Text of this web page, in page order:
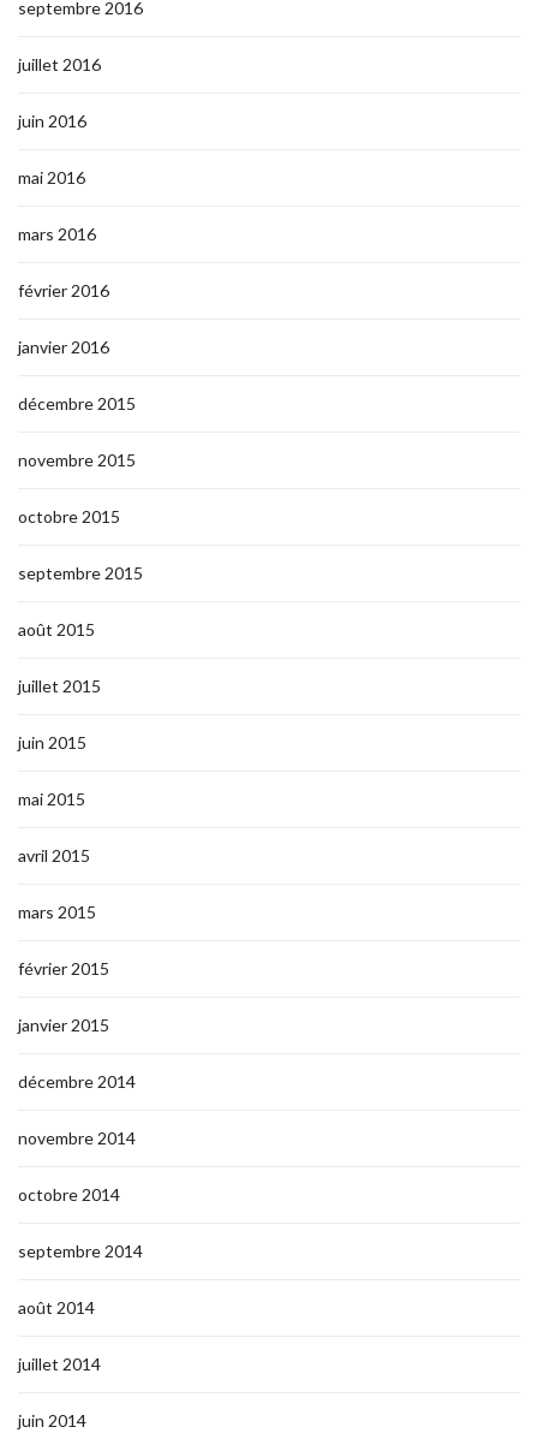
septembre 2016
juillet 2016
juin 2016
mai 2016
mars 2016
février 2016
janvier 2016
décembre 2015
novembre 2015
octobre 2015
septembre 2015
août 2015
juillet 2015
juin 2015
mai 2015
avril 2015
mars 2015
février 2015
janvier 2015
décembre 2014
novembre 2014
octobre 2014
septembre 2014
août 2014
juillet 2014
juin 2014